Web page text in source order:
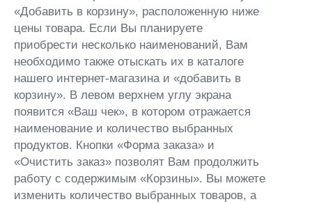
«Добавить в корзину», расположенную ниже
цены товара. Если Вы планируете
приобрести несколько наименований, Вам
необходимо также отыскать их в каталоге
нашего интернет-магазина и «добавить в
корзину». В левом верхнем углу экрана
появится «Ваш чек», в котором отражается
наименование и количество выбранных
продуктов. Кнопки «Форма заказа» и
«Очистить заказ» позволят Вам продолжить
работу с содержимым «Корзины». Вы можете
изменить количество выбранных товаров, а